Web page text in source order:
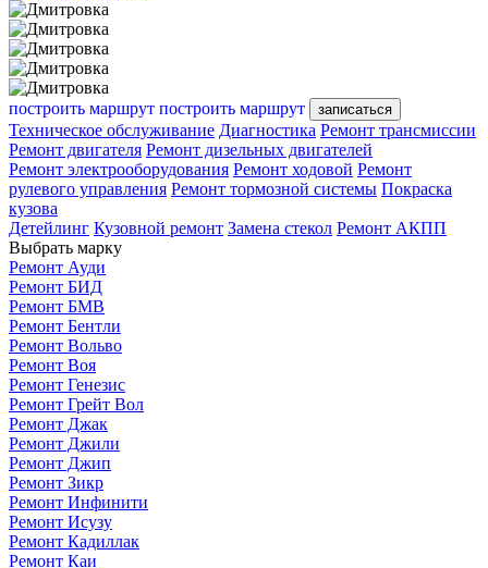
построить маршрут построить маршрут записаться
Техническое обслуживание Диагностика Ремонт трансмиссии
Ремонт двигателя Ремонт дизельных двигателей
Ремонт электрооборудования Ремонт ходовой Ремонт
рулевого управления Ремонт тормозной системы Покраска
кузова
Детейлинг Кузовной ремонт Замена стекол Ремонт АКПП
Выбрать марку
Ремонт Ауди
Ремонт БИД
Ремонт БМВ
Ремонт Бентли
Ремонт Вольво
Ремонт Воя
Ремонт Генезис
Ремонт Грейт Вол
Ремонт Джак
Ремонт Джили
Ремонт Джип
Ремонт Зикр
Ремонт Инфинити
Ремонт Исузу
Ремонт Кадиллак
Ремонт Каи